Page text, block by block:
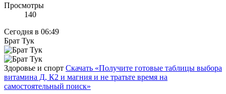
Просмотры
140
Сегодня в 06:49
Брат Тук
Здоровье и спорт Скачать «Получите готовые таблицы выбора
витамина Д, К2 и магния и не тратьте время на
самостоятельный поиск»